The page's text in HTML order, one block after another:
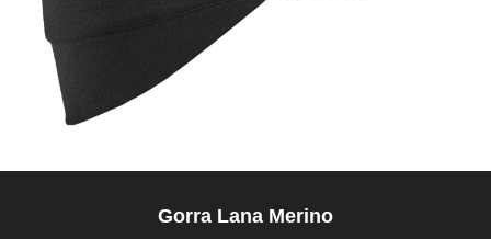
Gorra Lana Merino